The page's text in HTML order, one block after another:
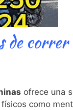
de
ofrece una
como